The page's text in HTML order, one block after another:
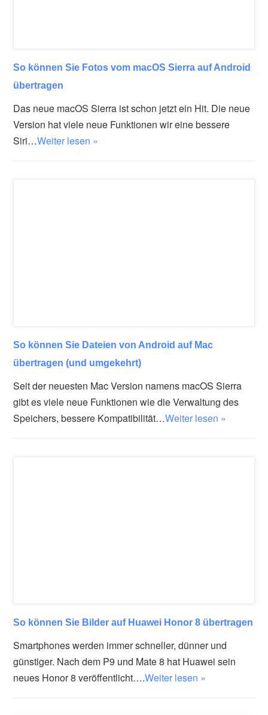
So können Sie Fotos vom macOS Sierra auf Android
übertragen
Das neue macOS Sierra ist schon jetzt ein Hit. Die neue
Version hat viele neue Funktionen wir eine bessere
Siri…Weiter lesen »
So können Sie Dateien von Android auf Mac
übertragen (und umgekehrt)
Seit der neuesten Mac Version namens macOS Sierra
gibt es viele neue Funktionen wie die Verwaltung des
Speichers, bessere Kompatibilität…Weiter lesen »
So können Sie Bilder auf Huawei Honor 8 übertragen
Smartphones werden immer schneller, dünner und
günstiger. Nach dem P9 und Mate 8 hat Huawei sein
neues Honor 8 veröffentlicht….Weiter lesen »